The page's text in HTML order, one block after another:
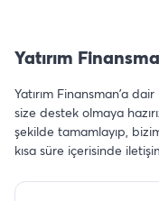
Yatırım
Yatırım Finansman’a
size destek olmaya
şekilde tamamlayıp,
kısa süre içerisinde